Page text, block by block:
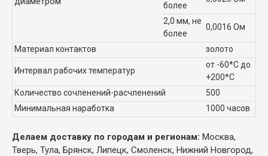
более
2,0 мм, не
более
0,0016 Ом
Материал контактов золото
Интервал рабочих температур
от -60*С до
+200*С
Количество сочленений-расчленений
500
Минимальная наработка
1000 часов
Делаем доставку по городам и регионам: Москва,
Тверь, Тула, Брянск, Липецк, Смоленск, Нижний Новгород,